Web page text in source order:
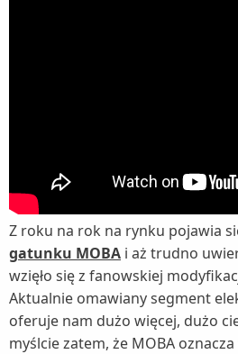
Z roku na rok na rynku pojawia
gatunku MOBA i aż trudno
wzięło się z fanowskiej
Aktualnie omawiany segment
oferuje nam dużo więcej, dużo
myślcie zatem, że MOBA